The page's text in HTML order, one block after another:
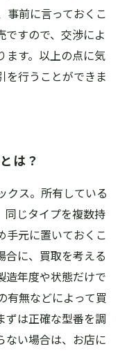
事前に言っておくこ
ですので、交渉によ
ます。以上の点に気
を行うことができま
は？
クス。所有している
同じタイプを複数持
手元に置いておくこ
合に、買取を考える
造年度や状態だけで
有無などによって買
ずは正確な型番を調
ない場合は、お店に